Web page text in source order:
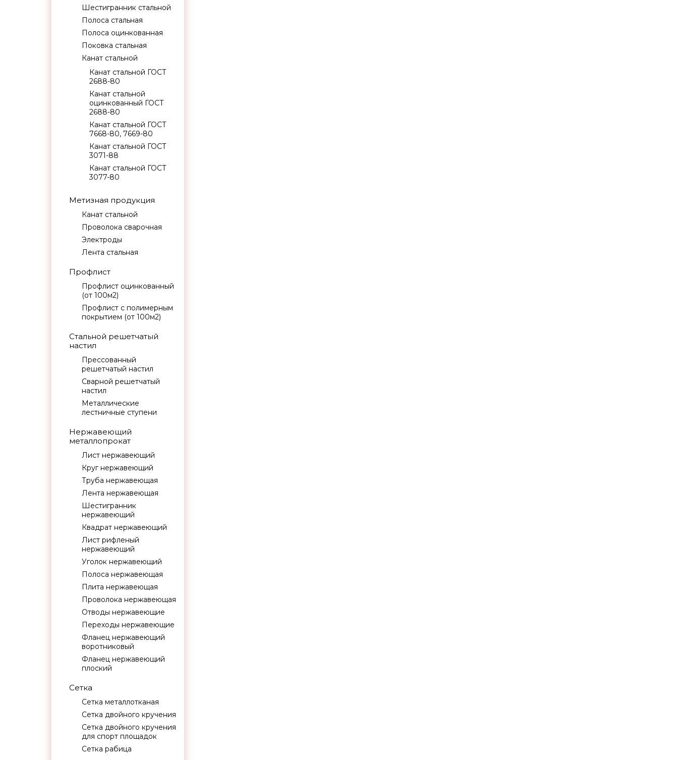
Шестигранник стальной
Полоса стальная
Полоса оцинкованная
Поковка стальная
Канат стальной
Канат стальной ГОСТ
2688-80
Канат стальной
оцинкованный ГОСТ
2688-80
Канат стальной ГОСТ
7668-80, 7669-80
Канат стальной ГОСТ
3071-88
Канат стальной ГОСТ
3077-80
Метизная продукция
Канат стальной
Проволока сварочная
Электроды
Лента стальная
Профлист
Профлист оцинкованный
(от 100м2)
Профлист с полимерным
покрытием (от 100м2)
Стальной решетчатый
настил
Прессованный
решетчатый настил
Сварной решетчатый
настил
Металлические
лестничные ступени
Нержавеющий
металлопрокат
Лист нержавеющий
Круг нержавеющий
Труба нержавеющая
Лента нержавеющая
Шестигранник
нержавеющий
Квадрат нержавеющий
Лист рифленый
нержавеющий
Уголок нержавеющий
Полоса нержавеющая
Плита нержавеющая
Проволока нержавеющая
Отводы нержавеющие
Переходы нержавеющие
Фланец нержавеющий
воротниковый
Фланец нержавеющий
плоский
Сетка
Сетка металлотканая
Сетка двойного кручения
Сетка двойного кручения
для спорт площадок
Сетка рабица